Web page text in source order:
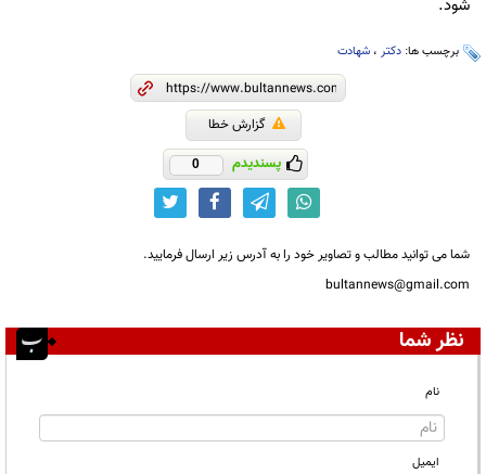
شود.
برچسب ها: دکتر ، شهادت
گزارش خطا
پسندیدم 0
شما می توانید مطالب و تصاویر خود را به آدرس زیر ارسال فرمایید.
bultannews@gmail.com
نظر شما
نام
ایمیل